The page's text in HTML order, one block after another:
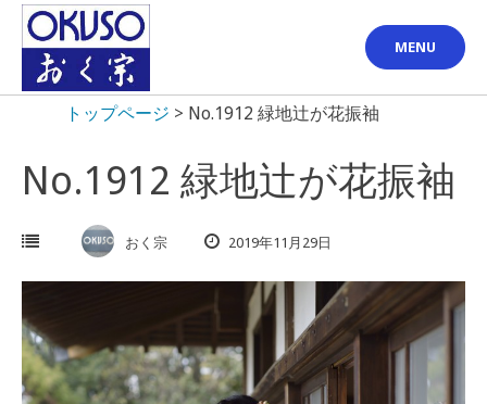
Skip
content
MENU
トップページ > No.1912 緑地辻が花振袖
No.1912 緑地辻が花振袖
おく宗 2019年11月29日